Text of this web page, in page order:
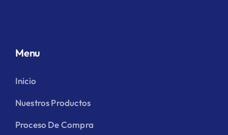
Menu
Inicio
Nuestros Productos
Proceso De Compra